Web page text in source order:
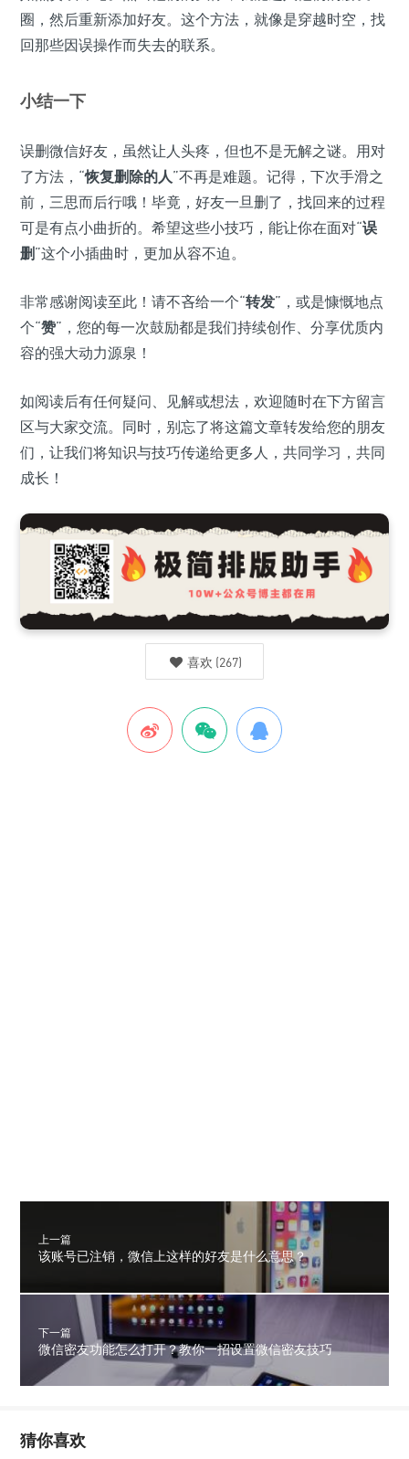
圈，然后重新添加好友。这个方法，就像是穿越时空，找
回那些因误操作而失去的联系。
小结一下
误删微信好友，虽然让人头疼，但也不是无解之谜。用对
了方法，“恢复删除的人”不再是难题。记得，下次手滑之
前，三思而后行哦！毕竟，好友一旦删了，找回来的过程
可是有点小曲折的。希望这些小技巧，能让你在面对“误
删”这个小插曲时，更加从容不迫。
非常感谢阅读至此！请不吝给一个“转发”，或是慷慨地点
个“赞”，您的每一次鼓励都是我们持续创作、分享优质内
容的强大动力源泉！
如阅读后有任何疑问、见解或想法，欢迎随时在下方留言
区与大家交流。同时，别忘了将这篇文章转发给您的朋友
们，让我们将知识与技巧传递给更多人，共同学习，共同
成长！
喜欢 (267)
上一篇
该账号已注销，微信上这样的好友是什么意思？
下一篇
微信密友功能怎么打开？教你一招设置微信密友技巧
猜你喜欢